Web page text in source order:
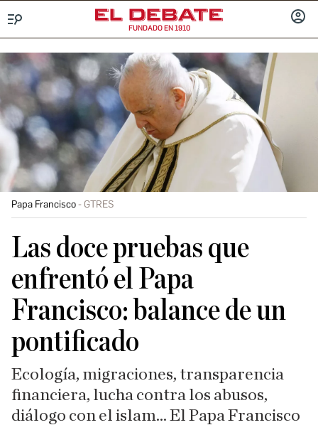
FUNDADO EN 1910
Papa Francisco GTRES
Las doce pruebas que
enfrentó el Papa
Francisco: balance de un
pontificado
Ecología, migraciones, transparencia
financiera, lucha contra los abusos,
diálogo con el islam... El Papa Francisco